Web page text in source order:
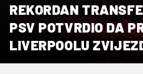
REKORDAN
PSV POTVRDIO DA
LIVERPOOLU